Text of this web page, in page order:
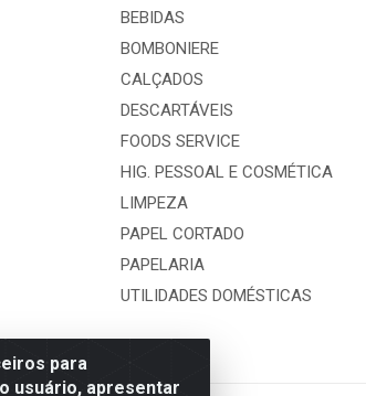
para
usuário, apresentar
BEBIDAS
BOMBONIERE
CALÇADOS
DESCARTÁVEIS
FOODS SERVICE
HIG. PESSOAL E COSMÉTICA
LIMPEZA
PAPEL CORTADO
PAPELARIA
UTILIDADES DOMÉSTICAS